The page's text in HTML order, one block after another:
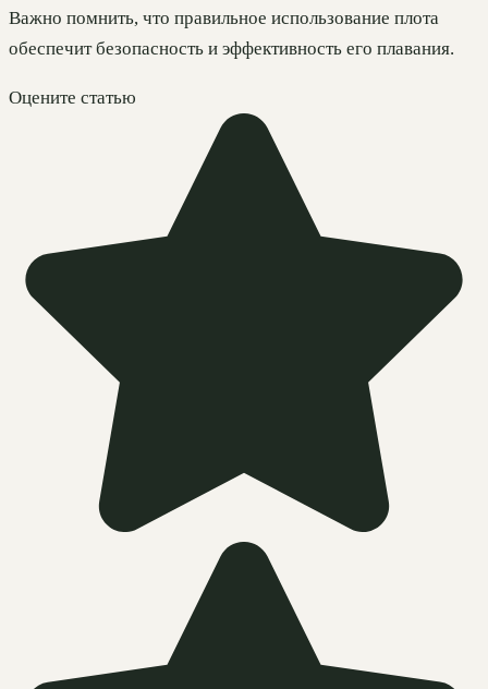
Важно помнить, что правильное использование плота
обеспечит безопасность и эффективность его плавания.
Оцените статью